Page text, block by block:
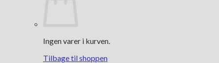
Ingen varer i kurven.
Tilbage til shoppen